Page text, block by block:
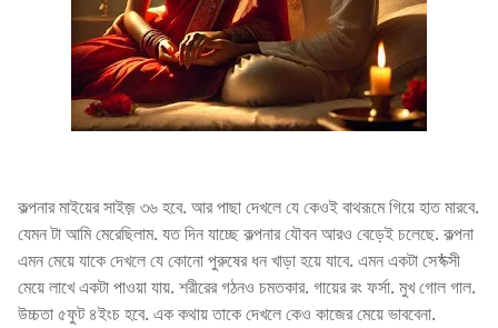
কল্পনার মাইয়ের সাইজ় ৩৬ হবে. আর পাছা দেখলে যে কেওই বাথরূমে গিয়ে হাত মারবে.
যেমন টা আমি মেরেছিলাম. যত দিন যাচ্ছে কল্পনার যৌবন আরও বেড়েই চলেছে. কল্পনা
এমন মেয়ে যাকে দেখলে যে কোনো পুরুষের ধন খাড়া হয়ে যাবে. এমন একটা সে*ক্সী
মেয়ে লাখে একটা পাওয়া যায়. শরীরের গঠনও চমতকার. গায়ের রং ফর্সা. মুখ গোল গাল.
উচ্চতা ৫ফুট ৪ইংচ হবে. এক কথায় তাকে দেখলে কেও কাজের মেয়ে ভাববেনা.